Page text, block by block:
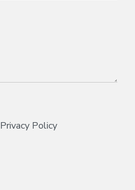
Privacy Policy